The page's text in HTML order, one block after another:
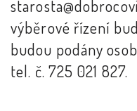
výběrové řízení
budou podány
tel. č. 725 021 827.